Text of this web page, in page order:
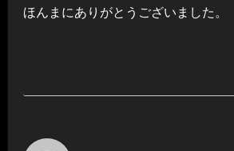
ほんまにありがとうございました。